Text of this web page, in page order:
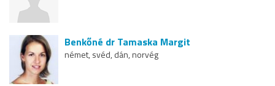
Benkőné dr Tamaska Margit
német, svéd, dán, norvég